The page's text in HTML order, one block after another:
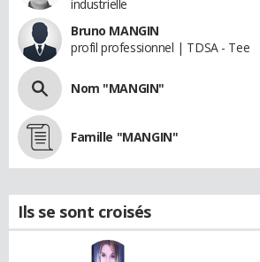
industrielle
Bruno MANGIN
profil professionnel | TDSA - Tee
Nom "MANGIN"
Famille "MANGIN"
Ils se sont croisés